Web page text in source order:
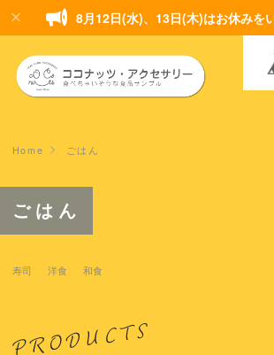
8月12日(水)、13日(木)はお休みを
Home ごはん
ごはん
寿司 洋食 和食